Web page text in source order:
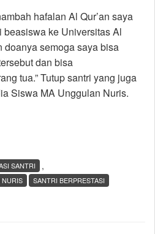
hafalan Al Qur’an saya
ke Universitas Al
doanya semoga saya bisa
dan bisa
tua.” Tutup santri yang juga
Siswa MA Unggulan Nuris.
,
SANTRI
NURIS
SANTRI BERPRESTASI